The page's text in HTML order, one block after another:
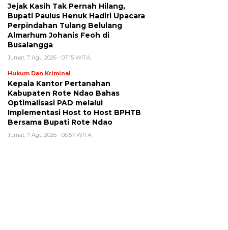
Jejak Kasih Tak Pernah Hilang,
Bupati Paulus Henuk Hadiri Upacara
Perpindahan Tulang Belulang
Almarhum Johanis Feoh di
Busalangga
Jumat, 7 Agu 2026 - 07:15 WITA
Hukum Dan Kriminal
Kepala Kantor Pertanahan
Kabupaten Rote Ndao Bahas
Optimalisasi PAD melalui
Implementasi Host to Host BPHTB
Bersama Bupati Rote Ndao
Jumat, 7 Agu 2026 - 06:57 WITA